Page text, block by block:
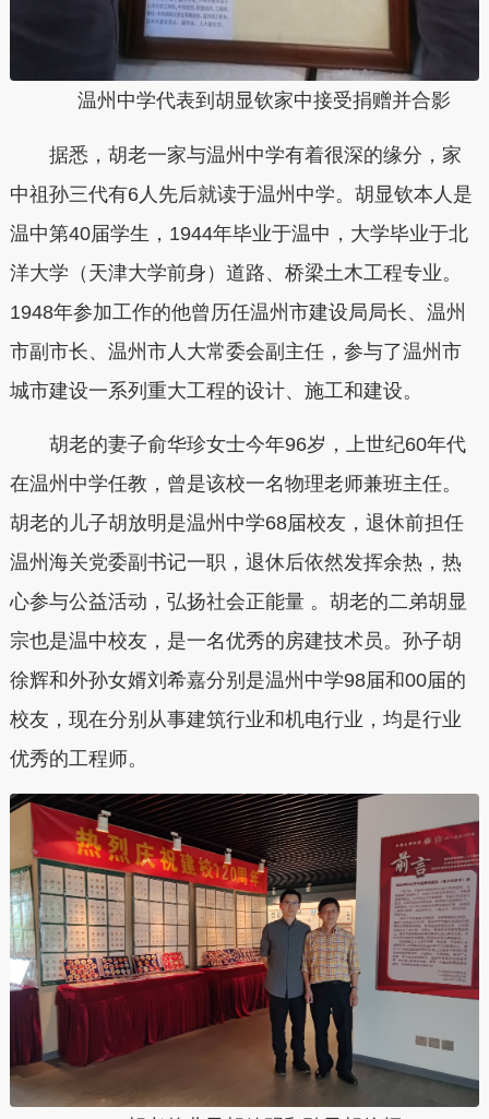
温州中学代表到胡显钦家中接受捐赠并合影
据悉，胡老一家与温州中学有着很深的缘分，家
中祖孙三代有6人先后就读于温州中学。胡显钦本人是
温中第40届学生，1944年毕业于温中，大学毕业于北
洋大学（天津大学前身）道路、桥梁土木工程专业。
1948年参加工作的他曾历任温州市建设局局长、温州
市副市长、温州市人大常委会副主任，参与了温州市
城市建设一系列重大工程的设计、施工和建设。
胡老的妻子俞华珍女士今年96岁，上世纪60年代
在温州中学任教，曾是该校一名物理老师兼班主任。
胡老的儿子胡放明是温州中学68届校友，退休前担任
温州海关党委副书记一职，退休后依然发挥余热，热
心参与公益活动，弘扬社会正能量 。胡老的二弟胡显
宗也是温中校友，是一名优秀的房建技术员。孙子胡
徐辉和外孙女婿刘希嘉分别是温州中学98届和00届的
校友，现在分别从事建筑行业和机电行业，均是行业
优秀的工程师。